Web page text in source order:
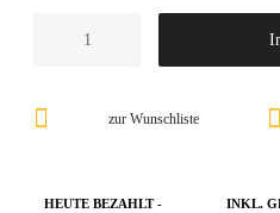
zur Wunschliste
HEUTE BEZAHLT -
INKL.